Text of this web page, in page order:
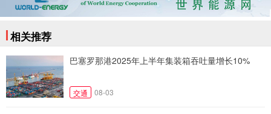
相关推荐
巴塞罗那港2025年上半年集装箱吞吐量增长10%
交通 08-03